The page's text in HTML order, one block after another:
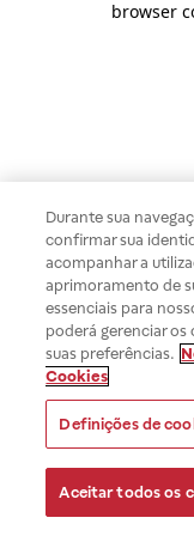
browser
Durante sua
confirmar sua
acompanhar a
aprimoramento de
essenciais para
poderá gerenciar
suas preferências.
Cookies
Definições de
Aceitar todos os